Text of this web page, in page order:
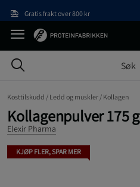
Gratis frakt over 800 kr
Kosttilskudd / Ledd og muskler / Kollagen
Kollagenpulver 175 g
Elexir Pharma
KJØP FLER, SPAR MER